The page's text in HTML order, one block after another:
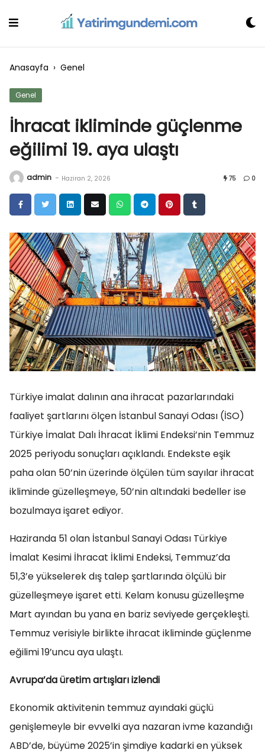
Anasayfa › Genel
Genel
İhracat ikliminde güçlenme
eğilimi 19. aya ulaştı
admin - Haziran 2, 2026 75 0
Türkiye imalat dalının ana ihracat pazarlarındaki
faaliyet şartlarını ölçen İstanbul Sanayi Odası (İSO)
Türkiye İmalat Dalı İhracat İklimi Endeksi’nin Temmuz
2025 periyodu sonuçları açıklandı. Endekste eşik
paha olan 50’nin üzerinde ölçülen tüm sayılar ihracat
ikliminde güzelleşmeye, 50’nin altındaki bedeller ise
bozulmaya işaret ediyor.
Haziranda 51 olan İstanbul Sanayi Odası Türkiye
İmalat Kesimi İhracat İklimi Endeksi, Temmuz’da
51,3’e yükselerek dış talep şartlarında ölçülü bir
güzelleşmeye işaret etti. Kelam konusu güzelleşme
Mart ayından bu yana en bariz seviyede gerçekleşti.
Temmuz verisiyle birlikte ihracat ikliminde güçlenme
eğilimi 19’uncu aya ulaştı.
Avrupa’da üretim artışları izlendi
Ekonomik aktivitenin temmuz ayındaki güçlü
genişlemeyle bir evvelki aya nazaran ivme kazandığı
ABD’de, büyüme 2025’in şimdiye kadarki en yüksek